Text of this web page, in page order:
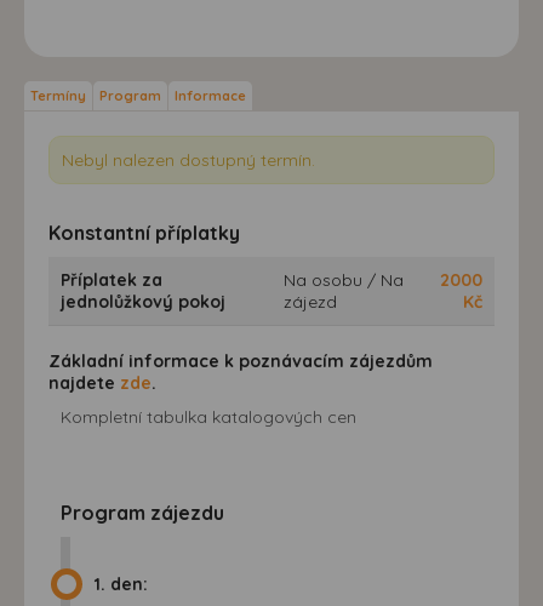
Termíny Program Informace
Nebyl nalezen dostupný termín.
Konstantní příplatky
Příplatek za
jednolůžkový pokoj
Na osobu / Na
zájezd
2000
Kč
Základní informace k poznávacím zájezdům
najdete zde.
Kompletní tabulka katalogových cen
Program zájezdu
1. den: